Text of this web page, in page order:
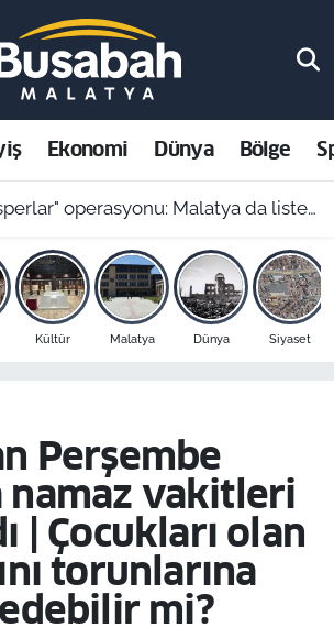
Ekonomi Dünya Bölge
operasyonu: Malatya da listede! 151 kişiye dava açıldı
Kültür Malatya Dünya Siyaset
Perşembe
namaz vakitleri
| Çocukları olan
torunlarına
mi?
Eczaneler
Durumu
Vakitleri
Yoğunluk Haritası
Durumu ve Fikstür